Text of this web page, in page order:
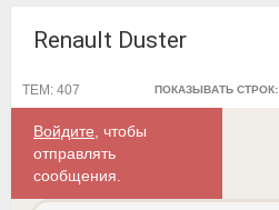
Renault Duster
ПОКАЗЫВАТЬ СТРОК:
ТЕМ: 407
Войдите , чтобы
отправлять
сообщения.